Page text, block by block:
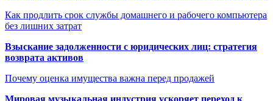
Как продлить срок службы домашнего и рабочего компьютера
без лишних затрат
Взыскание задолженности с юридических лиц: стратегия
возврата активов
Почему оценка имущества важна перед продажей
Мировая музыкальная индустрия ускоряет переход к